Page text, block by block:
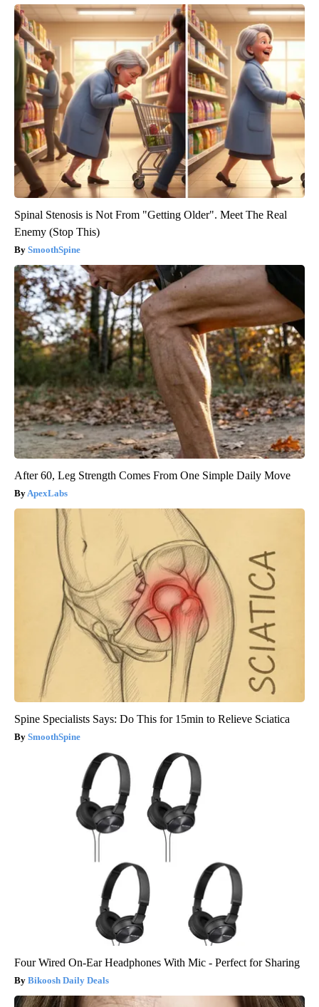
Spinal Stenosis is Not From "Getting Older". Meet The Real
Enemy (Stop This)
SmoothSpine
After 60, Leg Strength Comes From One Simple Daily Move
ApexLabs
Spine Specialists Says: Do This for 15min to Relieve Sciatica
SmoothSpine
Four Wired On-Ear Headphones With Mic - Perfect for Sharing
Bikoosh Daily Deals